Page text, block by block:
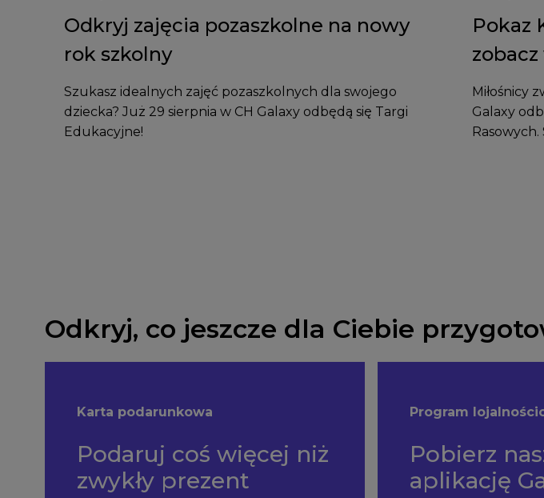
Odkryj zajęcia pozaszkolne na nowy
rok szkolny
Szukasz idealnych zajęć pozaszkolnych dla swojego
dziecka? Już 29 sierpnia w CH Galaxy odbędą się Targi
Edukacyjne!
Pokaz
Miłośnicy
Galaxy
Rasowych.
Odkryj, co jeszcze dla Ciebie
Karta podarunkowa
Podaruj coś więcej niż
zwykły prezent
Program
Pobierz
aplikację